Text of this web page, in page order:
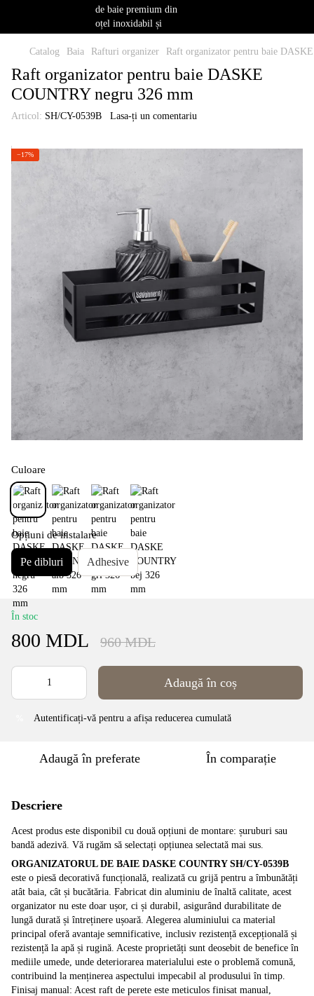
Catalog Baia Rafturi organizer Raft organizator pentru baie
Raft organizator pentru baie DASKE
COUNTRY negru 326 mm
Articol: SH/CY-0539B Lasa-ți un comentariu
−17%
Culoare
Opțiuni de instalare
Pe dibluri Adhesive
În stoc
800 MDL 960 MDL
Adaugă în coș
Autentificați-vă pentru a afișa reducerea cumulată
Adaugă în preferate În comparație
Descriere
Acest produs este disponibil cu două opțiuni de montare: șuruburi sau
bandă adezivă. Vă rugăm să selectați opțiunea selectată mai sus.
ORGANIZATORUL DE BAIE DASKE COUNTRY SH/CY-0539B
este o piesă decorativă funcțională, realizată cu grijă pentru a îmbunătăți
atât baia, cât și bucătăria. Fabricat din aluminiu de înaltă calitate, acest
organizator nu este doar ușor, ci și durabil, asigurând durabilitate de
lungă durată și întreținere ușoară. Alegerea aluminiului ca material
principal oferă avantaje semnificative, inclusiv rezistență excepțională și
rezistență la apă și rugină. Aceste proprietăți sunt deosebit de benefice în
mediile umede, unde deteriorarea materialului este o problemă comună,
contribuind la menținerea aspectului impecabil al produsului în timp.
Finisaj manual: Acest raft de perete este meticulos finisat manual,